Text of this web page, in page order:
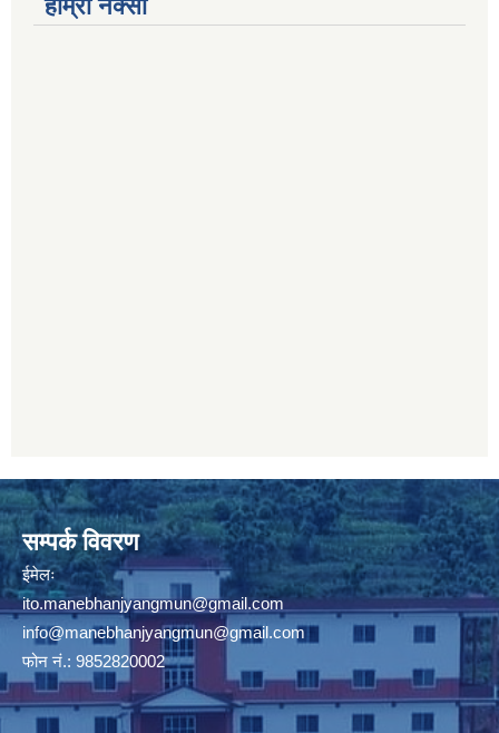
हाम्रो नक्सा
सम्पर्क विवरण
ईमेलः
ito.manebhanjyangmun@gmail.com
info@manebhanjyangmun@gmail.com
फोन नं.: 9852820002